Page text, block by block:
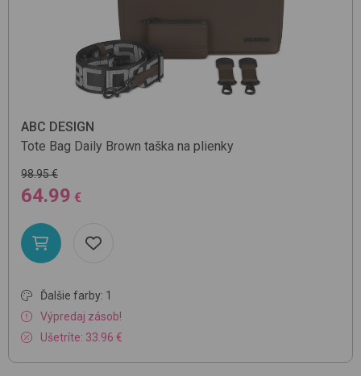
ABC DESIGN
Tote Bag Daily Brown taška na plienky
98.95 €
64.99 €
Ďalšie farby: 1
Výpredaj zásob!
Ušetríte: 33.96 €